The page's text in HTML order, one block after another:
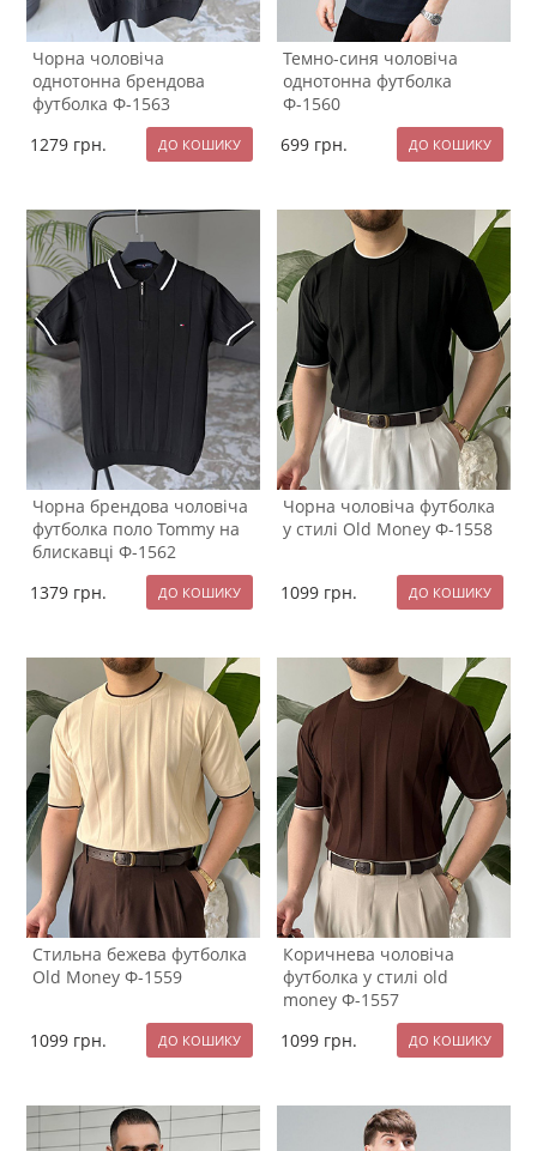
Чорна чоловіча
однотонна брендова
футболка Ф-1563
1279 грн.
Темно-синя чоловіча
однотонна футболка
Ф-1560
699 грн.
Чорна брендова чоловіча
футболка поло Tommy на
блискавці Ф-1562
1379 грн.
Чорна чоловіча футболка
у стилі Old Money Ф-1558
1099 грн.
Стильна бежева футболка
Old Money Ф-1559
1099 грн.
Коричнева чоловіча
футболка у стилі old
money Ф-1557
1099 грн.